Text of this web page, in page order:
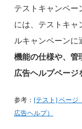
テストキャンペー
には、テストキャ
ルキャンペーンに
機能の仕様や、管
広告ヘルプページ
参考： [テスト] ページ
広告ヘルプ）